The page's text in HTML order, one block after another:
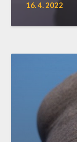
16. 4. 2022